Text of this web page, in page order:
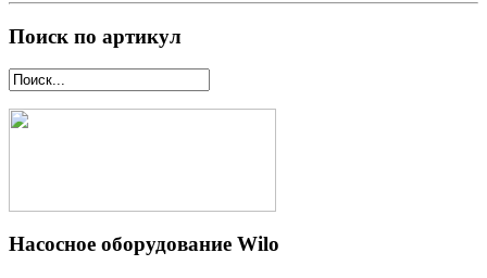
Поиск по артикул
Насосное оборудование Wilo